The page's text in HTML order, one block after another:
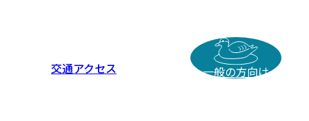
交通アクセス 一般の方向け